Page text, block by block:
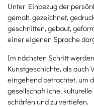
Unter Einbezug der
gemalt, gezeichnet,
geschnitten, gebaut,
einer eigenen Sprache
Im nächsten Schritt
Kunstgeschichte, als auch
eingehend betrachtet, um
gesellschaftliche,
schärfen und zu vertiefen.